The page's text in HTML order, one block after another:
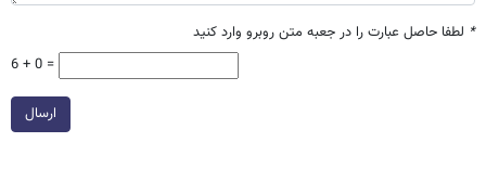
* لطفا حاصل عبارت را در جعبه متن روبرو وارد کنید
6 + 0 =
ارسال